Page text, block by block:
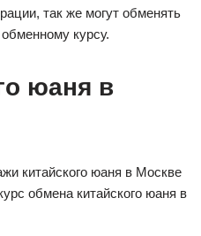
так же могут обменять
курсу.
юаня в
китайского юаня в Москве
обмена китайского юаня в